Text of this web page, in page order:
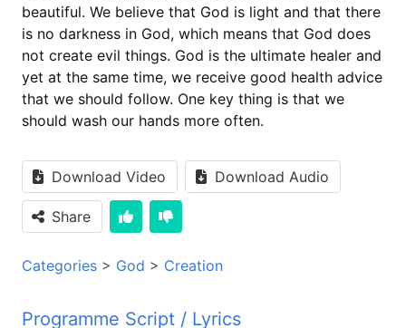
beautiful. We believe that God is light and that there
is no darkness in God, which means that God does
not create evil things. God is the ultimate healer and
yet at the same time, we receive good health advice
that we should follow. One key thing is that we
should wash our hands more often.
Download Video Download Audio
Share
Categories > God > Creation
Programme Script / Lyrics